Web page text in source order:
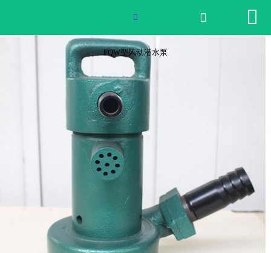
网站首页
产品服务
联系我们

FQW型风动潜水泵
 
FQW型风动潜水泵